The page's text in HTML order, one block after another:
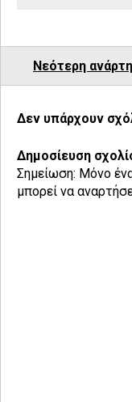
Νεότερη
Δεν υπάρχουν
Δημοσίευση
Σημείωση: Μόνο
μπορεί να